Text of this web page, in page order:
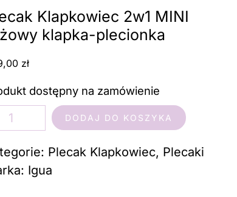
Klapkowiec 2w1 MINI
klapka-plecionka
zł
dostępny na zamówienie
DODAJ DO KOSZYKA
Plecak Klapkowiec, Plecaki
Igua